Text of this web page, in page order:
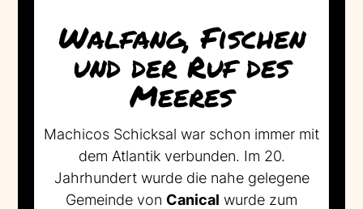
Walfang, Fischen
und der Ruf des
Meeres
Machicos Schicksal war schon immer mit
dem Atlantik verbunden. Im 20.
Jahrhundert wurde die nahe gelegene
Gemeinde von Canical wurde zum